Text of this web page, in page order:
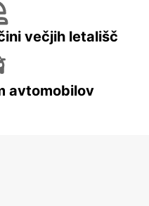
večjih letališč
avtomobilov